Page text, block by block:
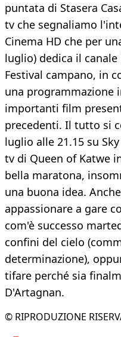
puntata di Stasera
tv che segnaliamo
Cinema HD che per
luglio) dedica il
Festival campano, in
una programmazione
importanti film
precedenti. Il tutto si
luglio alle 21.15 su
tv di Queen of Katwe
bella maratona,
una buona idea.
appassionare a gare
com'è successo
confini del cielo
determinazione),
tifare perché sia
D'Artagnan.
© RIPRODUZIONE